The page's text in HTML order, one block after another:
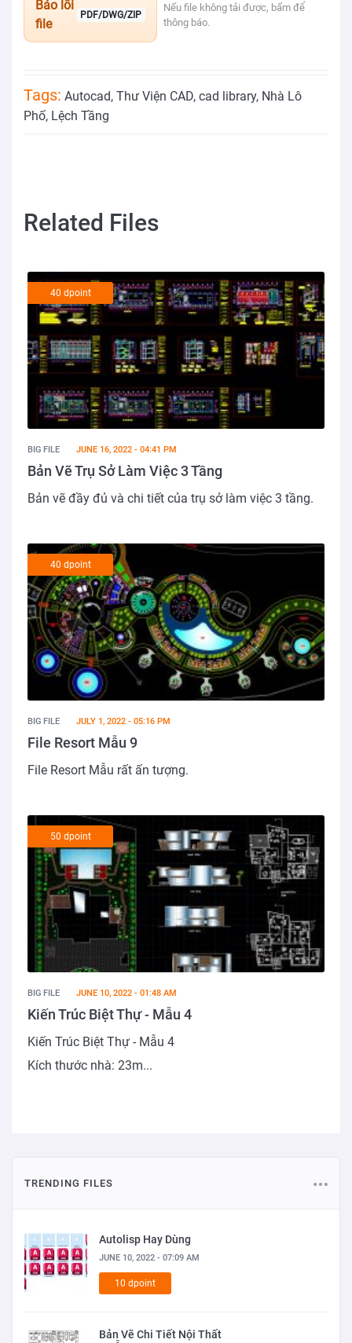
Báo lỗi
file
PDF/DWG/ZIP
Nếu file không tải được, bấm để
thông báo.
Tags: Autocad, Thư Viện CAD, cad library, Nhà Lô
Phố, Lệch Tầng
Related Files
40 dpoint
BIG FILE JUNE 16, 2022 - 04:41 PM
Bản Vẽ Trụ Sở Làm Việc 3 Tầng
Bản vẽ đầy đủ và chi tiết của trụ sở làm việc 3 tầng.
40 dpoint
BIG FILE JULY 1, 2022 - 05:16 PM
File Resort Mẫu 9
File Resort Mẫu rất ấn tượng.
50 dpoint
BIG FILE JUNE 10, 2022 - 01:48 AM
Kiến Trúc Biệt Thự - Mẫu 4
Kiến Trúc Biệt Thự - Mẫu 4
Kích thước nhà: 23m...
TRENDING FILES
Autolisp Hay Dùng
JUNE 10, 2022 - 07:09 AM
10 dpoint
Bản Vẽ Chi Tiết Nội Thất